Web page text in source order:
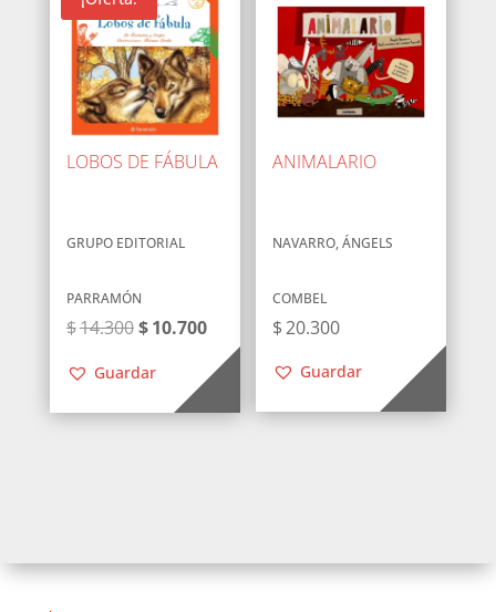
LOBOS DE FÁBULA
GRUPO EDITORIAL
PARRAMÓN
$14.300El
original
era:
$10.700El
precio
actual
es:
Guardar
ANIMALARIO
NAVARRO, ÁNGELS
COMBEL
$20.300
Guardar